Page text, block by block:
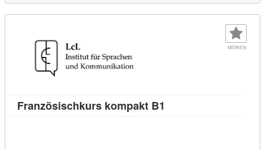
MERKEN
Französischkurs kompakt B1